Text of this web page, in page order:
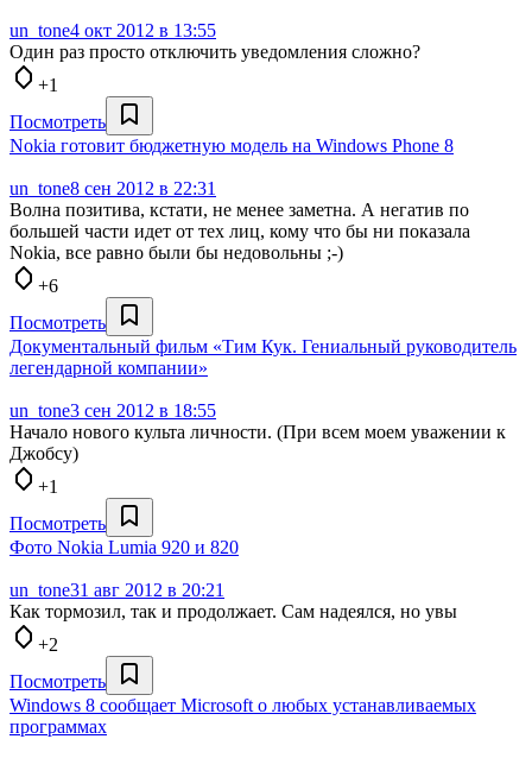
un_tone4 окт 2012 в 13:55
Один раз просто отключить уведомления сложно?
+1
Посмотреть
Nokia готовит бюджетную модель на Windows Phone 8
un_tone8 сен 2012 в 22:31
Волна позитива, кстати, не менее заметна. А негатив по
большей части идет от тех лиц, кому что бы ни показала
Nokia, все равно были бы недовольны ;-)
+6
Посмотреть
Документальный фильм «Тим Кук. Гениальный руководитель
легендарной компании»
un_tone3 сен 2012 в 18:55
Начало нового культа личности. (При всем моем уважении к
Джобсу)
+1
Посмотреть
Фото Nokia Lumia 920 и 820
un_tone31 авг 2012 в 20:21
Как тормозил, так и продолжает. Сам надеялся, но увы
+2
Посмотреть
Windows 8 сообщает Microsoft о любых устанавливаемых
программах